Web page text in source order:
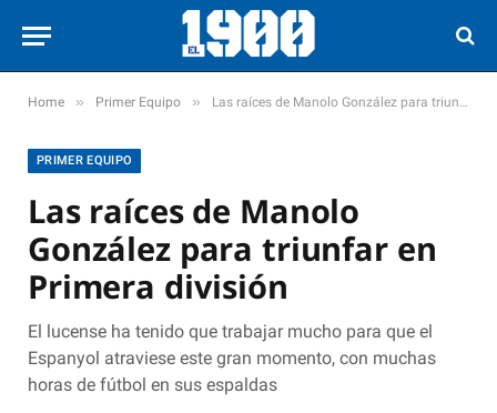
Home » Primer Equipo » Las raíces de Manolo González para triunfar en Primera división
PRIMER EQUIPO
Las raíces de Manolo
González para triunfar en
Primera división
El lucense ha tenido que trabajar mucho para que el
Espanyol atraviese este gran momento, con muchas
horas de fútbol en sus espaldas